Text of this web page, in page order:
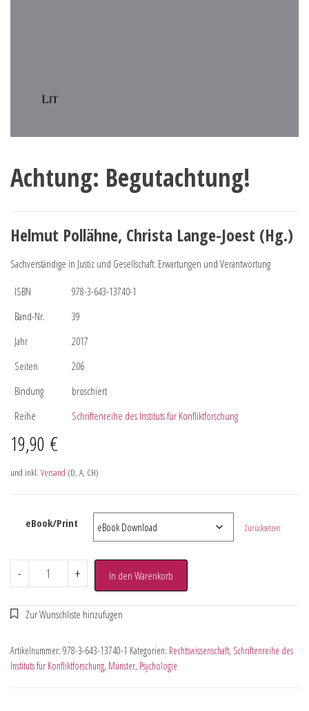
Achtung: Begutachtung!
Helmut Pollähne, Christa Lange-Joest (Hg.)
Sachverständige in Justiz und Gesellschaft: Erwartungen und Verantwortung
ISBN
978-3-643-13740-1
Band-Nr.
39
Jahr
2017
Seiten
206
Bindung
broschiert
Reihe
Schriftenreihe des Instituts für Konfliktforschung
19,90 €
und inkl. Versand (D, A, CH)
eBook/Print Zurücksetzen
- + In den Warenkorb
Artikelnummer: 978-3-643-13740-1 Kategorien: Rechtswissenschaft, Schriftenreihe des
Instituts für Konfliktforschung, Münster, Psychologie